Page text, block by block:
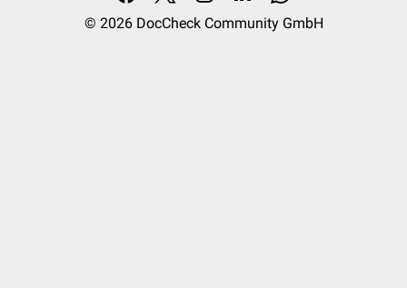
© 2026 DocCheck Community GmbH